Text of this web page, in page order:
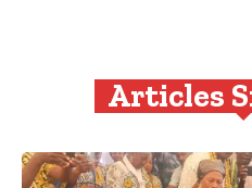
Articles